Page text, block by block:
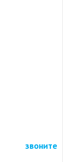
звоните